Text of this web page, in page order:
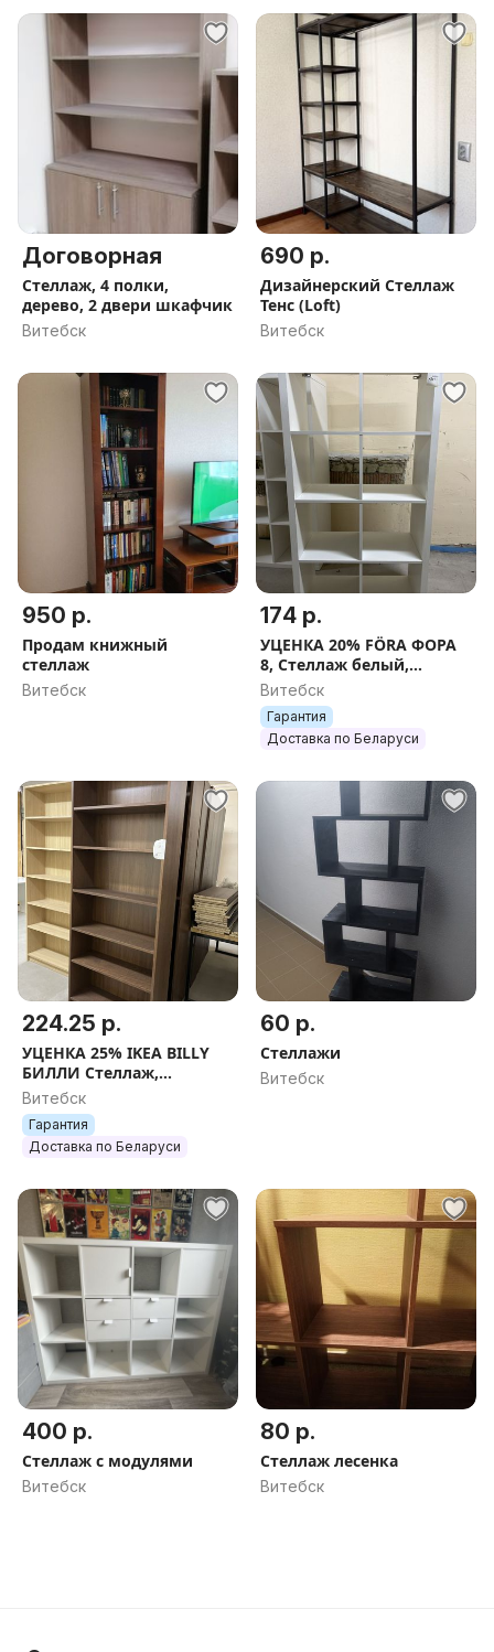
Договорная
Стеллаж, 4 полки,
дерево, 2 двери шкафчик
Витебск
690 р.
Дизайнерский Стеллаж
Тенс (Loft)
Витебск
950 р.
Продам книжный
стеллаж
Витебск
174 р.
УЦЕНКА 20% FÖRA ФОРА
8, Стеллаж белый,
77x147х38 см
Витебск
Гарантия
Доставка по Беларуси
224.25 р.
УЦЕНКА 25% IKEA BILLY
БИЛЛИ Стеллаж,
коричневый ясеневый
шпон, 80x28x202 см
Витебск
Гарантия
Доставка по Беларуси
60 р.
Стеллажи
Витебск
400 р.
Стеллаж с модулями
Витебск
80 р.
Стеллаж лесенка
Витебск